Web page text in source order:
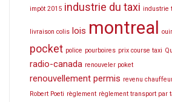
impôt 2015 industrie du taxi industrie
livraison colis lois montreal
pocket police pourboires prix course taxi
radio-canada renouveler poket
renouvellement permis revenu
Robert Poeti règlement règlement transport par